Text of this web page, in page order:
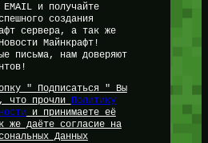
и получайте
создания
сервера, а так же
Майнкрафт!
письма, нам доверяют
" Подписаться " Вы
что прочли
Политику
и принимаете её
же даёте согласие на
Данных